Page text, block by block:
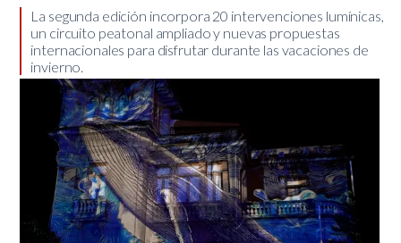
​La segunda edición incorpora 20 intervenciones lumínicas,
un circuito peatonal ampliado y nuevas propuestas
internacionales para disfrutar durante las vacaciones de
invierno.